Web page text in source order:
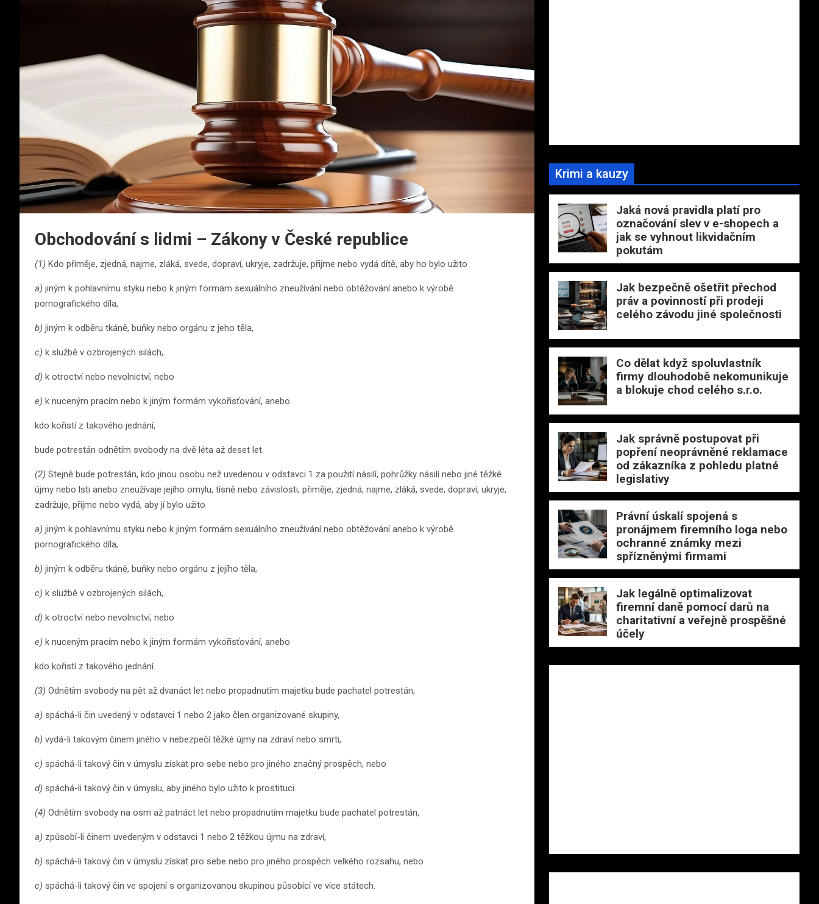
Obchodování s lidmi – Zákony v České republice
(1) Kdo přiměje, zjedná, najme, zláká, svede, dopraví, ukryje, zadržuje, přijme nebo vydá dítě, aby ho bylo užito
a) jiným k pohlavnímu styku nebo k jiným formám sexuálního zneužívání nebo obtěžování anebo k výrobě
pornografického díla,
b) jiným k odběru tkáně, buňky nebo orgánu z jeho těla,
c) k službě v ozbrojených silách,
d) k otroctví nebo nevolnictví, nebo
e) k nuceným pracím nebo k jiným formám vykořisťování, anebo
kdo kořistí z takového jednání,
bude potrestán odnětím svobody na dvě léta až deset let.
(2) Stejně bude potrestán, kdo jinou osobu než uvedenou v odstavci 1 za použití násilí, pohrůžky násilí nebo jiné těžké
újmy nebo lsti anebo zneužívaje jejího omylu, tísně nebo závislosti, přiměje, zjedná, najme, zláká, svede, dopraví, ukryje,
zadržuje, přijme nebo vydá, aby jí bylo užito
a) jiným k pohlavnímu styku nebo k jiným formám sexuálního zneužívání nebo obtěžování anebo k výrobě
pornografického díla,
b) jiným k odběru tkáně, buňky nebo orgánu z jejího těla,
c) k službě v ozbrojených silách,
d) k otroctví nebo nevolnictví, nebo
e) k nuceným pracím nebo k jiným formám vykořisťování, anebo
kdo kořistí z takového jednání.
(3) Odnětím svobody na pět až dvanáct let nebo propadnutím majetku bude pachatel potrestán,
a) spáchá-li čin uvedený v odstavci 1 nebo 2 jako člen organizované skupiny,
b) vydá-li takovým činem jiného v nebezpečí těžké újmy na zdraví nebo smrti,
c) spáchá-li takový čin v úmyslu získat pro sebe nebo pro jiného značný prospěch, nebo
d) spáchá-li takový čin v úmyslu, aby jiného bylo užito k prostituci.
(4) Odnětím svobody na osm až patnáct let nebo propadnutím majetku bude pachatel potrestán,
a) způsobí-li činem uvedeným v odstavci 1 nebo 2 těžkou újmu na zdraví,
b) spáchá-li takový čin v úmyslu získat pro sebe nebo pro jiného prospěch velkého rozsahu, nebo
c) spáchá-li takový čin ve spojení s organizovanou skupinou působící ve více státech.
Krimi a kauzy
Jaká nová pravidla platí pro
označování slev v e-shopech a
jak se vyhnout likvidačním
pokutám
Jak bezpečně ošetřit přechod
práv a povinností při prodeji
celého závodu jiné společnosti
Co dělat když spoluvlastník
firmy dlouhodobě nekomunikuje
a blokuje chod celého s.r.o.
Jak správně postupovat při
popření neoprávněné reklamace
od zákazníka z pohledu platné
legislativy
Právní úskalí spojená s
pronájmem firemního loga nebo
ochranné známky mezi
spřízněnými firmami
Jak legálně optimalizovat
firemní daně pomocí darů na
charitativní a veřejně prospěšné
účely